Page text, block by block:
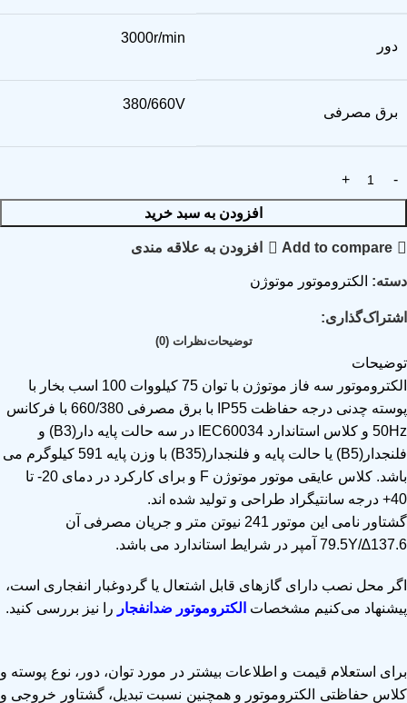
دور
3000r/min
برق مصرفی
380/660V
افزودن به سبد خرید
Add to compare افزودن به علاقه مندی
دسته: الکتروموتور موتوژن
اشتراک‌گذاری:
توضیحاتنظرات (0)
توضیحات
الکتروموتور سه فاز موتوژن با توان 75 کیلووات 100 اسب بخار با
پوسته چدنی درجه حفاظت IP55 با برق مصرفی 660/380 با فرکانس
50Hz و کلاس استاندارد IEC60034 در سه حالت پایه دار(B3) و
فلنجدار(B5) یا حالت پایه و فلنجدار(B35) با وزن پایه 591 کیلوگرم می
باشد. کلاس عایقی موتور موتوژن F و برای کارکرد در دمای 20- تا
40+ درجه سانتیگراد طراحی و تولید شده اند.
گشتاور نامی این موتور 241 نیوتن متر و جریان مصرفی آن
137.6∆/79.5Y آمپر در شرایط استاندارد می باشد.
اگر محل نصب دارای گازهای قابل اشتعال یا گردوغبار انفجاری است،
پیشنهاد می‌کنیم مشخصات الکتروموتور ضدانفجار را نیز بررسی کنید.
برای استعلام قیمت و اطلاعات بیشتر در مورد توان، دور، نوع پوسته و
کلاس حفاظتی
الکتروموتور و همچنین نسبت تبدیل، گشتاور خروجی و